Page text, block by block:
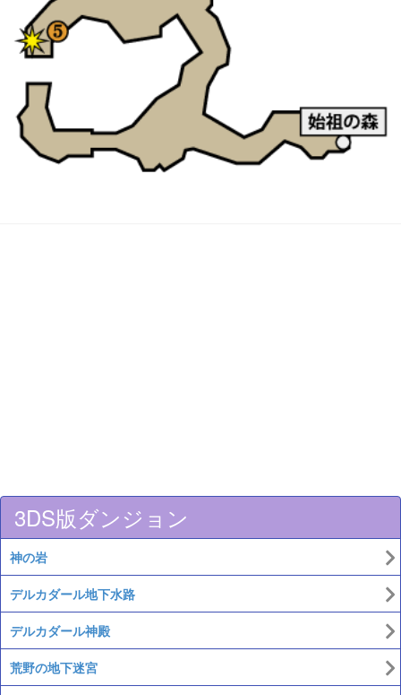
3DS版ダンジョン
神の岩
デルカダール地下水路
デルカダール神殿
荒野の地下迷宮